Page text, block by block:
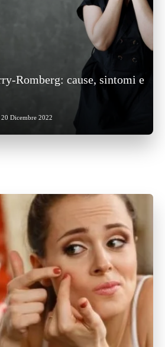
Romberg: cause, sintomi e
20 Dicembre 2022